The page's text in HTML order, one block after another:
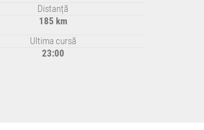
Distanță
185 km
Ultima cursă
23:00